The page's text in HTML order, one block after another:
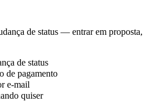
de status — entrar em proposta,
de status
de pagamento
e-mail
quiser